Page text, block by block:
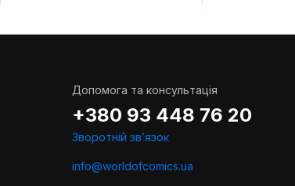
Допомога та консультація
+380 93 448 76 20
Зворотній звʼязок
info@worldofcomics.ua